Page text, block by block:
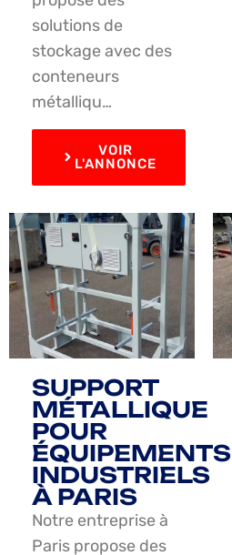
solutions de
stockage avec des
conteneurs
métalliqu…
VOIR
L'ANNONCE
SUPPORT
MÉTALLIQUE
POUR
ÉQUIPEMENTS
INDUSTRIELS
À PARIS
Notre entreprise à
Paris propose des